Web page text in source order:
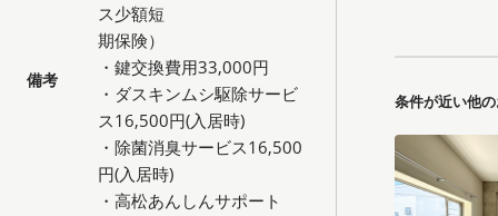
備考
ス少額短
期保険）
・鍵交換費用33,000円
・ダスキンムシ駆除サービ
ス16,500円(入居時)
・除菌消臭サービス16,500
円(入居時)
・高松あんしんサポート
条件が近い他